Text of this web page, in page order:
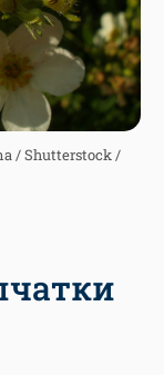
/ Shutterstock /